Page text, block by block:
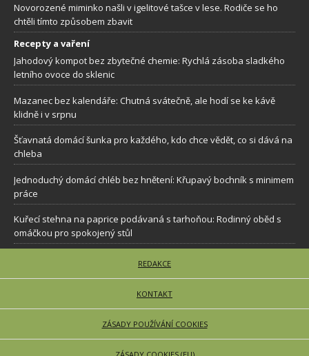
Novorozené miminko našli v igelitové tašce v lese. Rodiče se ho
chtěli tímto způsobem zbavit
Recepty a vaření
Jahodový kompot bez zbytečné chemie: Rychlá zásoba sladkého
letního ovoce do sklenic
Mazanec bez kalendáře: Chutná svátečně, ale hodí se ke kávě
klidně i v srpnu
Šťavnatá domácí šunka pro každého, kdo chce vědět, co si dává na
chleba
Jednoduchý domácí chléb bez hnětení: Křupavý bochník s minimem
práce
Kuřecí stehna na paprice podávaná s tarhoňou: Rodinný oběd s
omáčkou pro spokojený stůl
REDAKCE
KONTAKT
ZÁSADY POUŽÍVÁNÍ COOKIES